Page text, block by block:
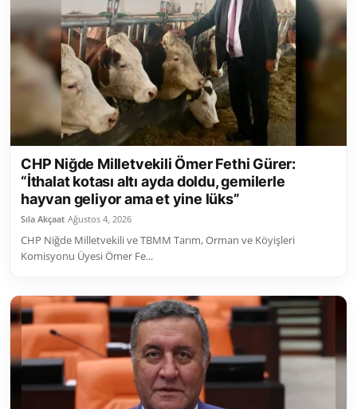
CHP Niğde Milletvekili Ömer Fethi Gürer:
“İthalat kotası altı ayda doldu, gemilerle
hayvan geliyor ama et yine lüks”
Sıla Akçaat Ağustos 4, 2026
CHP Niğde Milletvekili ve TBMM Tarım, Orman ve Köyişleri
Komisyonu Üyesi Ömer Fe...